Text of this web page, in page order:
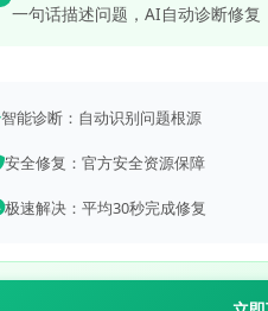
一句话描述问题，AI自动诊断修复
智能诊断：自动识别问题根源
安全修复：官方安全资源保障
极速解决：平均30秒完成修复